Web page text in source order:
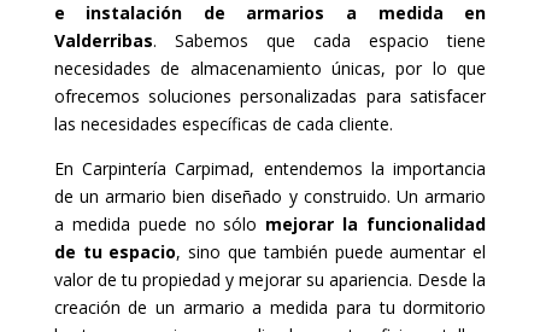
e instalación de armarios a medida en
Valderribas. Sabemos que cada espacio tiene
necesidades de almacenamiento únicas, por lo que
ofrecemos soluciones personalizadas para satisfacer
las necesidades específicas de cada cliente.
En Carpintería Carpimad, entendemos la importancia
de un armario bien diseñado y construido. Un armario
a medida puede no sólo mejorar la funcionalidad
de tu espacio, sino que también puede aumentar el
valor de tu propiedad y mejorar su apariencia. Desde la
creación de un armario a medida para tu dormitorio